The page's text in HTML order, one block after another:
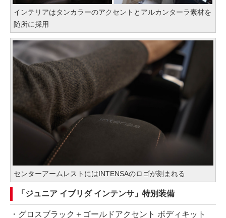
インテリアはタンカラーのアクセントとアルカンターラ素材を
随所に採用
センターアームレストにはINTENSAのロゴが刻まれる
「ジュニア イブリダ インテンサ」特別装備
・グロスブラック＋ゴールドアクセント ボディキット